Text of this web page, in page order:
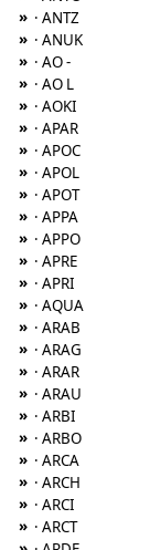
» · ANTZ
» · ANUK
» · AO -
» · AO L
» · AOKI
» · APAR
» · APOC
» · APOL
» · APOT
» · APPA
» · APPO
» · APRE
» · APRI
» · AQUA
» · ARAB
» · ARAG
» · ARAR
» · ARAU
» · ARBI
» · ARBO
» · ARCA
» · ARCH
» · ARCI
» · ARCT